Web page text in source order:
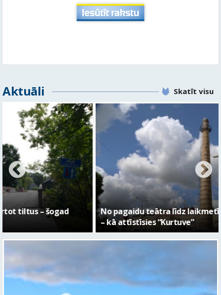
Aktuāli Skatīt visu
No pagaidu teātra līdz laikmetīgās kultūras centram
– kā attīstīsies “Kurtuve”